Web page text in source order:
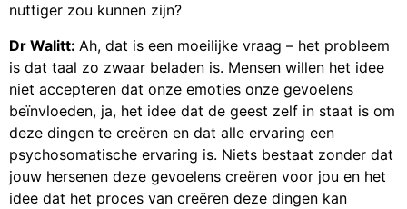
nuttiger zou kunnen zijn?
Dr Walitt: Ah, dat is een moeilijke vraag – het probleem
is dat taal zo zwaar beladen is. Mensen willen het idee
niet accepteren dat onze emoties onze gevoelens
beïnvloeden, ja, het idee dat de geest zelf in staat is om
deze dingen te creëren en dat alle ervaring een
psychosomatische ervaring is. Niets bestaat zonder dat
jouw hersenen deze gevoelens creëren voor jou en het
idee dat het proces van creëren deze dingen kan